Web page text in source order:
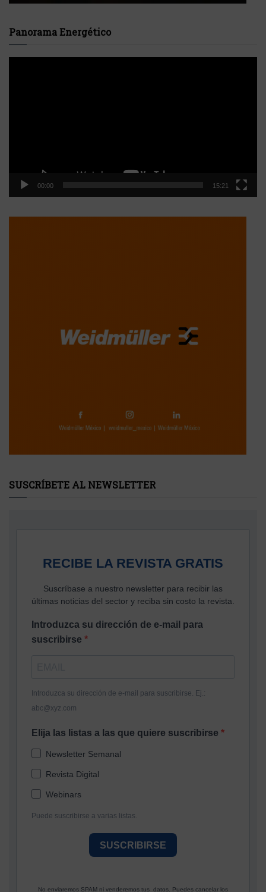
Panorama Energético
00:00 15:21
SUSCRÍBETE AL NEWSLETTER
RECIBE LA REVISTA GRATIS
Suscríbase a nuestro newsletter para recibir las
últimas noticias del sector y reciba sin costo la revista.
Introduzca su dirección de e-mail para
suscribirse
Introduzca su dirección de e-mail para suscribirse. Ej.:
abc@xyz.com
Elija las listas a las que quiere suscribirse
Newsletter Semanal
Revista Digital
Webinars
Puede suscribirse a varias listas.
SUSCRIBIRSE
No enviaremos SPAM ni venderemos tus datos. Puedes cancelar los